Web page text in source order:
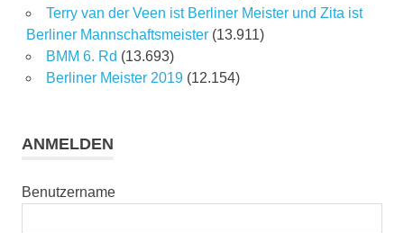
Terry van der Veen ist Berliner Meister und Zita ist
Berliner Mannschaftsmeister (13.911)
BMM 6. Rd (13.693)
Berliner Meister 2019 (12.154)
ANMELDEN
Benutzername